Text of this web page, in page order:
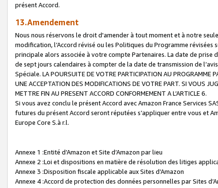
présent Accord.
13.Amendement
Nous nous réservons le droit d'amender à tout moment et à notre
modification, l’Accord révisé ou les Politiques du Programme
principale alors associée à votre compte Partenaires. La date de
de sept jours calendaires à compter de la date de transmission de
Spéciale. LA POURSUITE DE VOTRE PARTICIPATION AU PROGRAMME
UNE ACCEPTATION DES MODIFICATIONS DE VOTRE PART. SI VOUS
METTRE FIN AU PRESENT ACCORD CONFORMEMENT A L’ARTICLE 6.
Si vous avez conclu le présent Accord avec Amazon France Services
futures du présent Accord seront réputées s’appliquer entre vous et
Europe Core S.à r.l.
Annexe 1 :Entité d’Amazon et Site d’Amazon par lieu
Annexe 2 :Loi et dispositions en matière de résolution des litiges
Annexe 3 :Disposition fiscale applicable aux Sites d’Amazon
Annexe 4 :Accord de protection des données personnelles par Sites